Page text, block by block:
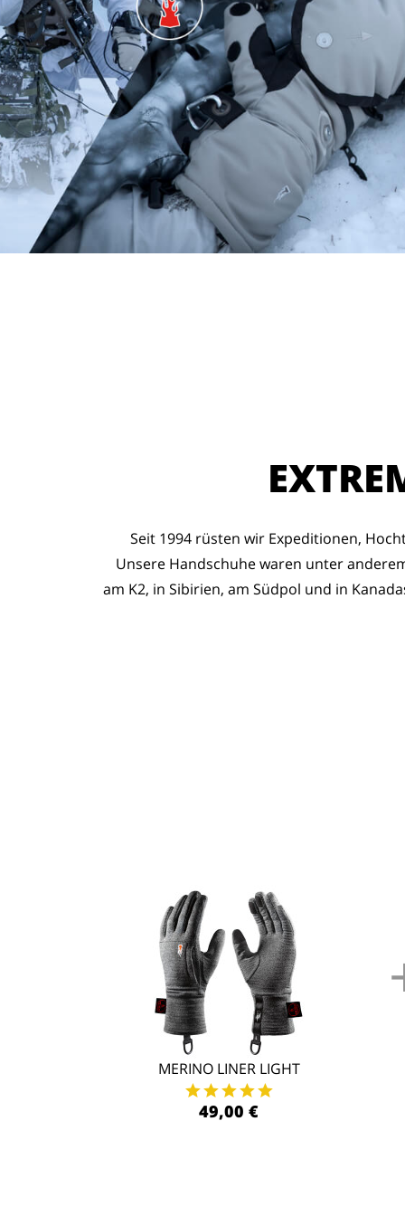
Seit 1994 rüsten wir Expeditionen,
Unsere Handschuhe waren unter
am K2, in Sibirien, am Südpol und in
MERINO LINER LIGHT
49,00 €